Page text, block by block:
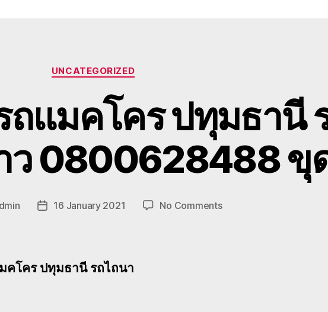
Categories
UNCATEGORIZED
ถแมคโคร ปทุมธานี
ว 0800628488 ขุ
Post16 January 2021 No Commentson
คโคร ปทุมธานี รถไถนา